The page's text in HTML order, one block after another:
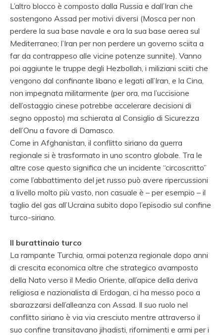
L’altro blocco è composto dalla Russia e dall’Iran che
sostengono Assad per motivi diversi (Mosca per non
perdere la sua base navale e ora la sua base aerea sul
Mediterraneo; l’Iran per non perdere un governo sciita a
far da contrappeso alle vicine potenze sunnite). Vanno
poi aggiunte le truppe degli Hezbollah, i miliziani sciiti che
vengono dal confinante libano e legati all’Iran, e la Cina,
non impegnata militarmente (per ora, ma l’uccisione
dell’ostaggio cinese potrebbe accelerare decisioni di
segno opposto) ma schierata al Consiglio di Sicurezza
dell’Onu a favore di Damasco.
Come in Afghanistan, il conflitto siriano da guerra
regionale si è trasformato in uno scontro globale. Tra le
altre cose questo significa che un incidente “circoscritto”
come l’abbattimento del jet russo può avere ripercussioni
a livello molto più vasto, non casuale è – per esempio – il
taglio del gas all’Ucraina subito dopo l’episodio sul confine
turco-siriano.
Il burattinaio turco
La rampante Turchia, ormai potenza regionale dopo anni
di crescita economica oltre che strategico avamposto
della Nato verso il Medio Oriente, all’apice della deriva
religiosa e nazionalista di Erdogan, ci ha messo poco a
sbarazzarsi dell’alleanza con Assad. Il suo ruolo nel
conflitto siriano è via via cresciuto mentre attraverso il
suo confine transitavano jihadisti, rifornimenti e armi per i